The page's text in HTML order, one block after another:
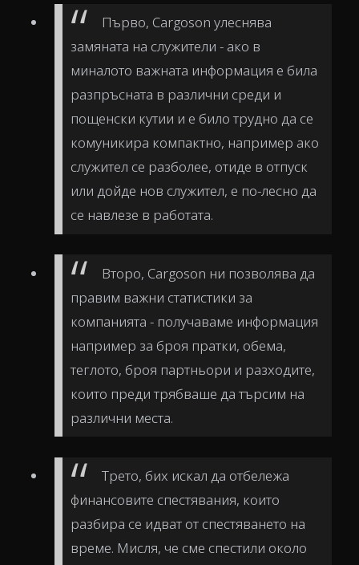
Първо, Cargoson улеснява
замяната на служители - ако в
миналото важната информация е била
разпръсната в различни среди и
пощенски кутии и е било трудно да се
комуникира компактно, например ако
служител се разболее, отиде в отпуск
или дойде нов служител, е по-лесно да
се навлезе в работата.
Второ, Cargoson ни позволява да
правим важни статистики за
компанията - получаваме информация
например за броя пратки, обема,
теглото, броя партньори и разходите,
които преди трябваше да търсим на
различни места.
Трето, бих искал да отбележа
финансовите спестявания, които
разбира се идват от спестяването на
време. Мисля, че сме спестили около